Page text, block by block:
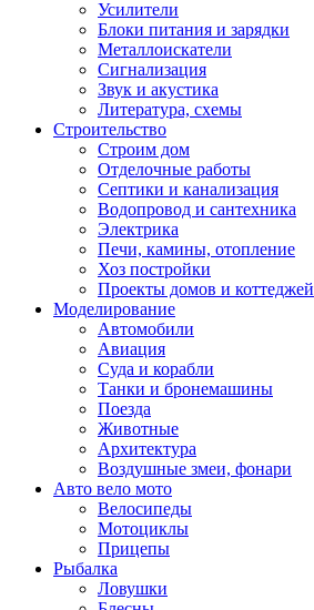
Усилители
Блоки питания и зарядки
Металлоискатели
Сигнализация
Звук и акустика
Литература, схемы
Строительство
Строим дом
Отделочные работы
Септики и канализация
Водопровод и сантехника
Электрика
Печи, камины, отопление
Хоз постройки
Проекты домов и коттеджей
Моделирование
Автомобили
Авиация
Суда и корабли
Танки и бронемашины
Поезда
Животные
Архитектура
Воздушные змеи, фонари
Авто вело мото
Велосипеды
Мотоциклы
Прицепы
Рыбалка
Ловушки